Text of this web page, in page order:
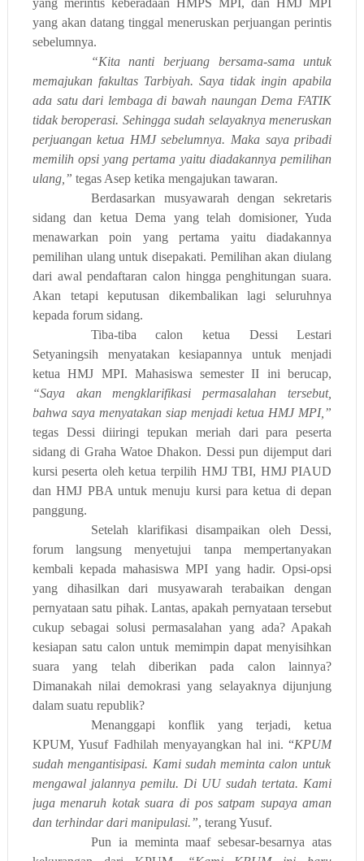
yang merintis keberadaan HMPS MPI, dan HMJ MPI
yang akan datang tinggal meneruskan perjuangan perintis
sebelumnya.
“Kita nanti berjuang bersama-sama untuk
memajukan fakultas Tarbiyah. Saya tidak ingin apabila
ada satu dari lembaga di bawah naungan Dema FATIK
tidak beroperasi. Sehingga sudah selayaknya meneruskan
perjuangan ketua HMJ sebelumnya. Maka saya pribadi
memilih opsi yang pertama yaitu diadakannya pemilihan
ulang,” tegas Asep ketika mengajukan tawaran.
Berdasarkan musyawarah dengan sekretaris
sidang dan ketua Dema yang telah domisioner, Yuda
menawarkan poin yang pertama yaitu diadakannya
pemilihan ulang untuk disepakati. Pemilihan akan diulang
dari awal pendaftaran calon hingga penghitungan suara.
Akan tetapi keputusan dikembalikan lagi seluruhnya
kepada forum sidang.
Tiba-tiba calon ketua Dessi Lestari
Setyaningsih menyatakan kesiapannya untuk menjadi
ketua HMJ MPI. Mahasiswa semester II ini berucap,
“Saya akan mengklarifikasi permasalahan tersebut,
bahwa saya menyatakan siap menjadi ketua HMJ MPI,”
tegas Dessi diiringi tepukan meriah dari para peserta
sidang di Graha Watoe Dhakon. Dessi pun dijemput dari
kursi peserta oleh ketua terpilih HMJ TBI, HMJ PIAUD
dan HMJ PBA untuk menuju kursi para ketua di depan
panggung.
Setelah klarifikasi disampaikan oleh Dessi,
forum langsung menyetujui tanpa mempertanyakan
kembali kepada mahasiswa MPI yang hadir. Opsi-opsi
yang dihasilkan dari musyawarah terabaikan dengan
pernyataan satu pihak. Lantas,apakah pernyataan tersebut
cukup sebagai solusi permasalahan yang ada? Apakah
kesiapan satu calon untuk memimpin dapat menyisihkan
suara yang telah diberikan pada calon lainnya?
Dimanakah nilai demokrasi yang selayaknya dijunjung
dalamsuatu republik?
Menanggapi konflik yang terjadi, ketua
KPUM, Yusuf Fadhilah menyayangkan hal ini. “KPUM
sudah mengantisipasi. Kami sudah meminta calon untuk
mengawal jalannya pemilu. Di UU sudah tertata. Kami
juga menaruh kotak suara di pos satpam supaya aman
dan terhindar dari manipulasi.”, terang Yusuf.
Pun ia meminta maaf sebesar-besarnya atas